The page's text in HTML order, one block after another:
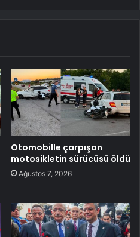
Otomobille çarpışan
motosikletin sürücüsü öldü
Ağustos 7, 2026